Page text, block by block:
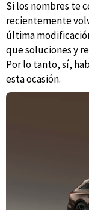
Si los nombres te
recientemente
última
que soluciones y
Por lo tanto, sí,
esta ocasión.